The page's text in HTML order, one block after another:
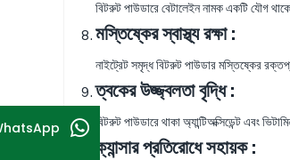
বিটরুট পাউডারে বেটালেইন নামক একটি যৌগ
মস্তিষ্কের স্বাস্থ্য রক্ষা :
নাইট্রেট সমৃদ্ধ বিটরুট পাউডার মস্তিষ্কের
ত্বকের উজ্জ্বলতা বৃদ্ধি :
বিটরুট পাউডারে থাকা অ্যান্টিঅক্সিডেন্ট এবং
ক্যান্সার প্রতিরোধে সহায়ক :